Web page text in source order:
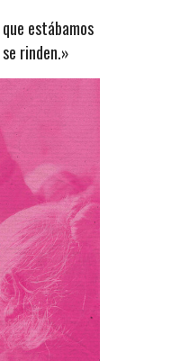
estábamos
rinden.»